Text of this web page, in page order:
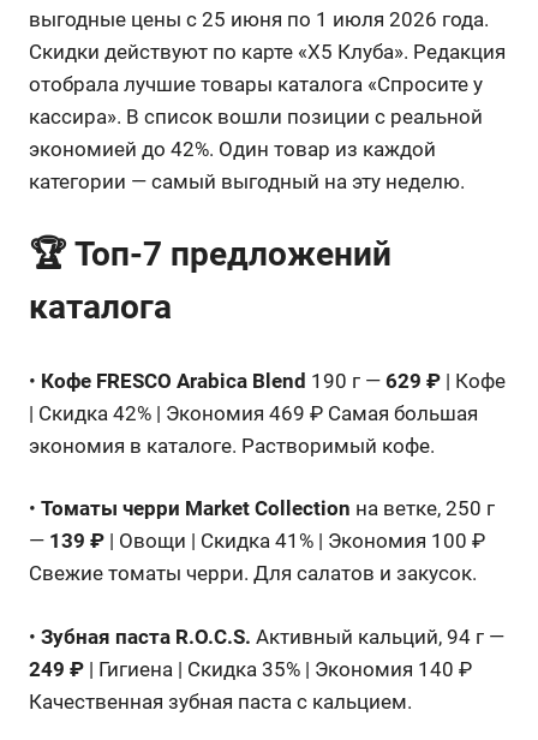
выгодные цены с 25 июня по 1 июля 2026 года.
Скидки действуют по карте «X5 Клуба». Редакция
отобрала лучшие товары каталога «Спросите у
кассира». В список вошли позиции с реальной
экономией до 42%. Один товар из каждой
категории — самый выгодный на эту неделю.
🏆 Топ-7 предложений
каталога
• Кофе FRESCO Arabica Blend 190 г — 629 ₽ | Кофе
| Скидка 42% | Экономия 469 ₽ Самая большая
экономия в каталоге. Растворимый кофе.
• Томаты черри Market Collection на ветке, 250 г
— 139 ₽ | Овощи | Скидка 41% | Экономия 100 ₽
Свежие томаты черри. Для салатов и закусок.
• Зубная паста R.O.C.S. Активный кальций, 94 г —
249 ₽ | Гигиена | Скидка 35% | Экономия 140 ₽
Качественная зубная паста с кальцием.